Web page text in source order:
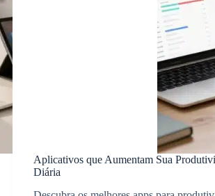
Aplicativos que Aumentam Sua
Diária